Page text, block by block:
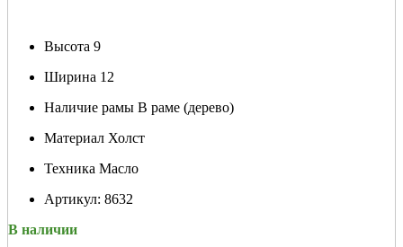
Высота 9
Ширина 12
Наличие рамы В раме (дерево)
Материал Холст
Техника Масло
Артикул: 8632
В наличии